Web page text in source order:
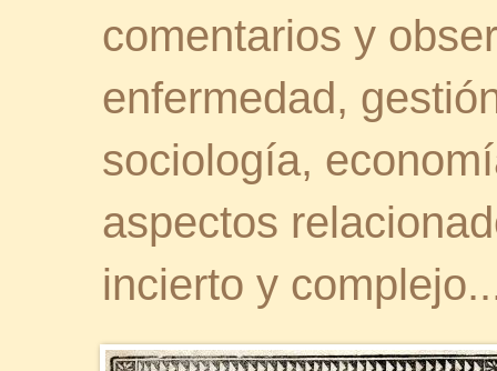
comentarios y
enfermedad,
sociología,
aspectos
incierto y